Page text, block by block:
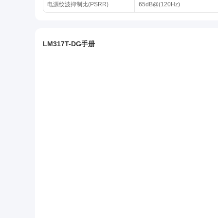
电源纹波抑制比(PSRR) 65dB@(120Hz)
LM317T-DG手册